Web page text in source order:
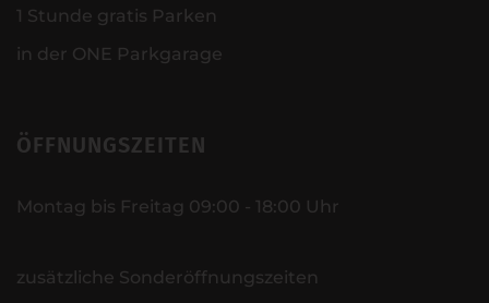
1 Stunde gratis Parken
in der ONE Parkgarage
ÖFFNUNGSZEITEN
Montag bis Freitag 09:00 - 18:00 Uhr
zusätzliche Sonderöffnungszeiten